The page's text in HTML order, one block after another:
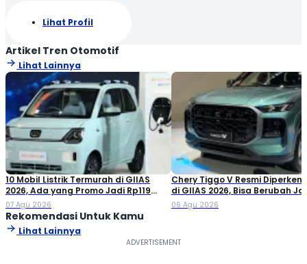
Lihat Profil
Artikel Tren Otomotif
Lihat Lainnya
10 Mobil Listrik Termurah di GIIAS
2026, Ada yang Promo Jadi Rp119
Jutaan!
07 Agu 2026
Chery Tiggo V Resmi
di GIIAS 2026, Bisa Berubah
Double Cabin
06 Agu 2026
Rekomendasi Untuk Kamu
Lihat Lainnya